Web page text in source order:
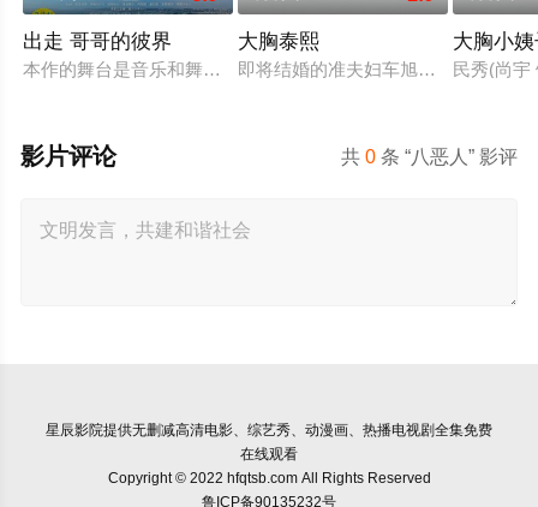
出走 哥哥的彼界
本作的舞台是音乐和舞蹈融入生活的冲绳。与母亲朱音、妹妹
大胸泰熙
即将结婚的准夫妇车旭和敏珠，车旭
大胸小
民秀(尚宇
共0 条 “八恶人” 影评
影片评论
星辰影院提供无删减高清电影、综艺秀、动漫画、热播电视剧全集免费
在线观看
Copyright © 2022 hfqtsb.com All Rights Reserved
鲁ICP备90135232号